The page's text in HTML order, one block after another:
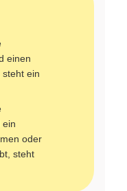
einen
steht ein
ein
oder
steht